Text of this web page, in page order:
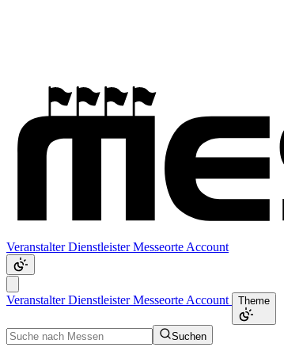
VeranstalterDienstleisterMesseorte Account
VeranstalterDienstleisterMesseorte Account Theme
Suchen